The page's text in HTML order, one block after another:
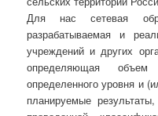
Для нас сетевая
разрабатываемая и
учреждений и других
определяющая
определенного уровня и
планируемые